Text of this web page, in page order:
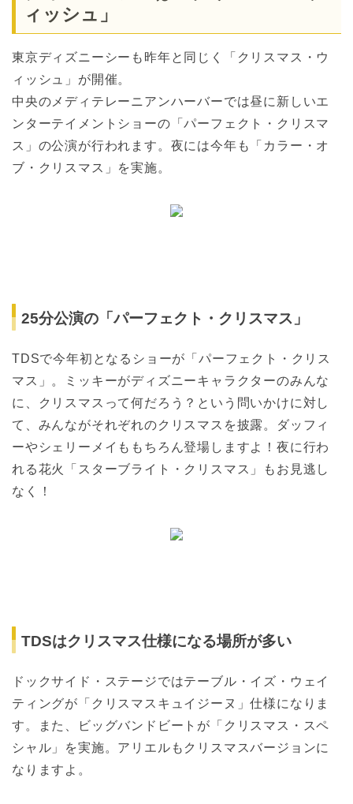
ィッシュ」
東京ディズニーシーも昨年と同じく「クリスマス・ウ
ィッシュ」が開催。
中央のメディテレーニアンハーバーでは昼に新しいエ
ンターテイメントショーの「パーフェクト・クリスマ
ス」の公演が行われます。夜には今年も「カラー・オ
ブ・クリスマス」を実施。
25分公演の「パーフェクト・クリスマス」
TDSで今年初となるショーが「パーフェクト・クリス
マス」。ミッキーがディズニーキャラクターのみんな
に、クリスマスって何だろう？という問いかけに対し
て、みんながそれぞれのクリスマスを披露。ダッフィ
ーやシェリーメイももちろん登場しますよ！夜に行わ
れる花火「スターブライト・クリスマス」もお見逃し
なく！
TDSはクリスマス仕様になる場所が多い
ドックサイド・ステージではテーブル・イズ・ウェイ
ティングが「クリスマスキュイジーヌ」仕様になりま
す。また、ビッグバンドビートが「クリスマス・スペ
シャル」を実施。アリエルもクリスマスバージョンに
なりますよ。